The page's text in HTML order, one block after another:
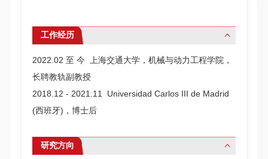
工作经历
2022.02 至 今 上海交通大学，机械与动力工程学院，
长聘教轨副教授
2018.12 - 2021.11 Universidad Carlos III de Madrid
(西班牙)，博士后
研究方向